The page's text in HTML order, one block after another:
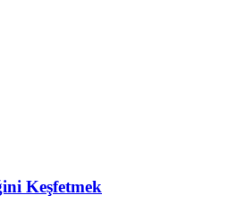
Keşfetmek